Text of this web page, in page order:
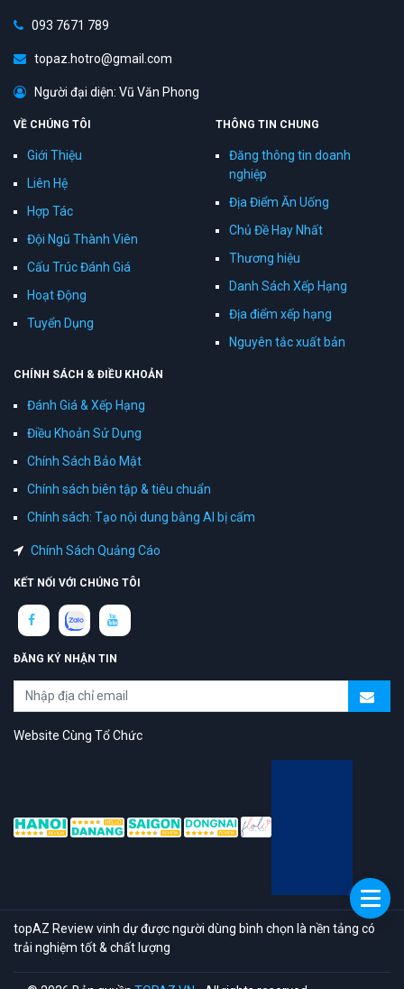
093 7671 789
topaz.hotro@gmail.com
Người đại diện: Vũ Văn Phong
VỀ CHÚNG TÔI
Giới Thiệu
Liên Hệ
Hợp Tác
Đội Ngũ Thành Viên
Cấu Trúc Đánh Giá
Hoạt Động
Tuyển Dụng
THÔNG TIN CHUNG
Đăng thông tin doanh
nghiệp
Địa Điểm Ăn Uống
Chủ Đề Hay Nhất
Thương hiệu
Danh Sách Xếp Hạng
Địa điểm xếp hạng
Nguyên tắc xuất bản
CHÍNH SÁCH & ĐIỀU KHOẢN
Đánh Giá & Xếp Hạng
Điều Khoản Sử Dụng
Chính Sách Bảo Mật
Chính sách biên tập & tiêu chuẩn
Chính sách: Tạo nội dung bằng AI bị cấm
Chính Sách Quảng Cáo
KẾT NỐI VỚI CHÚNG TÔI
ĐĂNG KÝ NHẬN TIN
Website Cùng Tổ Chức
topAZ Review vinh dự được người dùng bình chọn là nền tảng có
trải nghiệm tốt & chất lượng